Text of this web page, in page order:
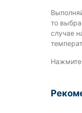
то
случае
Нажмите